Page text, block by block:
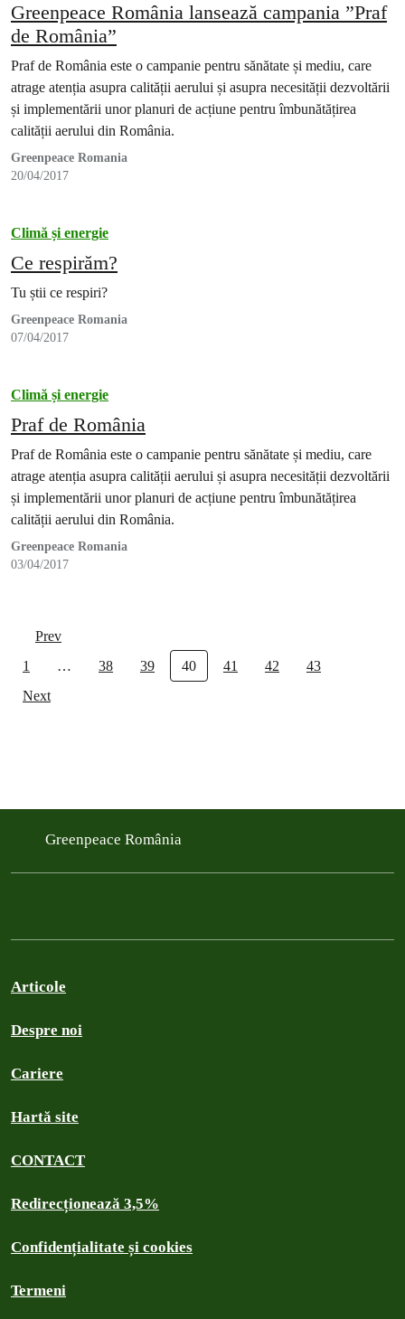
Greenpeace România lansează campania ”Praf
de România”
Praf de România este o campanie pentru sănătate și mediu, care
atrage atenția asupra calității aerului și asupra necesității dezvoltării
și implementării unor planuri de acțiune pentru îmbunătățirea
calității aerului din România.
Greenpeace Romania
20/04/2017
Climă și energie
Ce respirăm?
Tu știi ce respiri?
Greenpeace Romania
07/04/2017
Climă și energie
Praf de România
Praf de România este o campanie pentru sănătate și mediu, care
atrage atenția asupra calității aerului și asupra necesității dezvoltării
și implementării unor planuri de acțiune pentru îmbunătățirea
calității aerului din România.
Greenpeace Romania
03/04/2017
Prev
1
… 38 39 40 41 42
43
Next
Greenpeace România
Articole
Despre noi
Cariere
Hartă site
CONTACT
Redirecționează 3,5%
Confidențialitate și cookies
Termeni